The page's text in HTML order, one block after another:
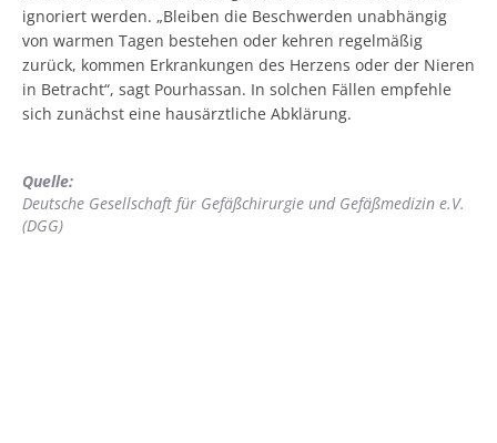
ignoriert werden. „Bleiben die Beschwerden unabhängig
von warmen Tagen bestehen oder kehren regelmäßig
zurück, kommen Erkrankungen des Herzens oder der Nieren
in Betracht“, sagt Pourhassan. In solchen Fällen empfehle
sich zunächst eine hausärztliche Abklärung.
Quelle:
Deutsche Gesellschaft für Gefäßchirurgie und Gefäßmedizin e.V.
(DGG)